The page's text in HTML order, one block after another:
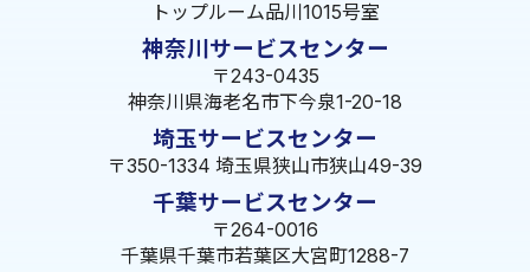
トップルーム品川1015号室
神奈川サービスセンター
〒243-0435
神奈川県海老名市下今泉1-20-18
埼玉サービスセンター
〒350-1334 埼玉県狭山市狭山49-39
千葉サービスセンター
〒264-0016
千葉県千葉市若葉区大宮町1288-7